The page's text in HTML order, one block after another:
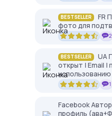
BESTSELLER
FR
фото для
2
BESTSELLER
UA
открыт | Email |
1
Facebook
профиль